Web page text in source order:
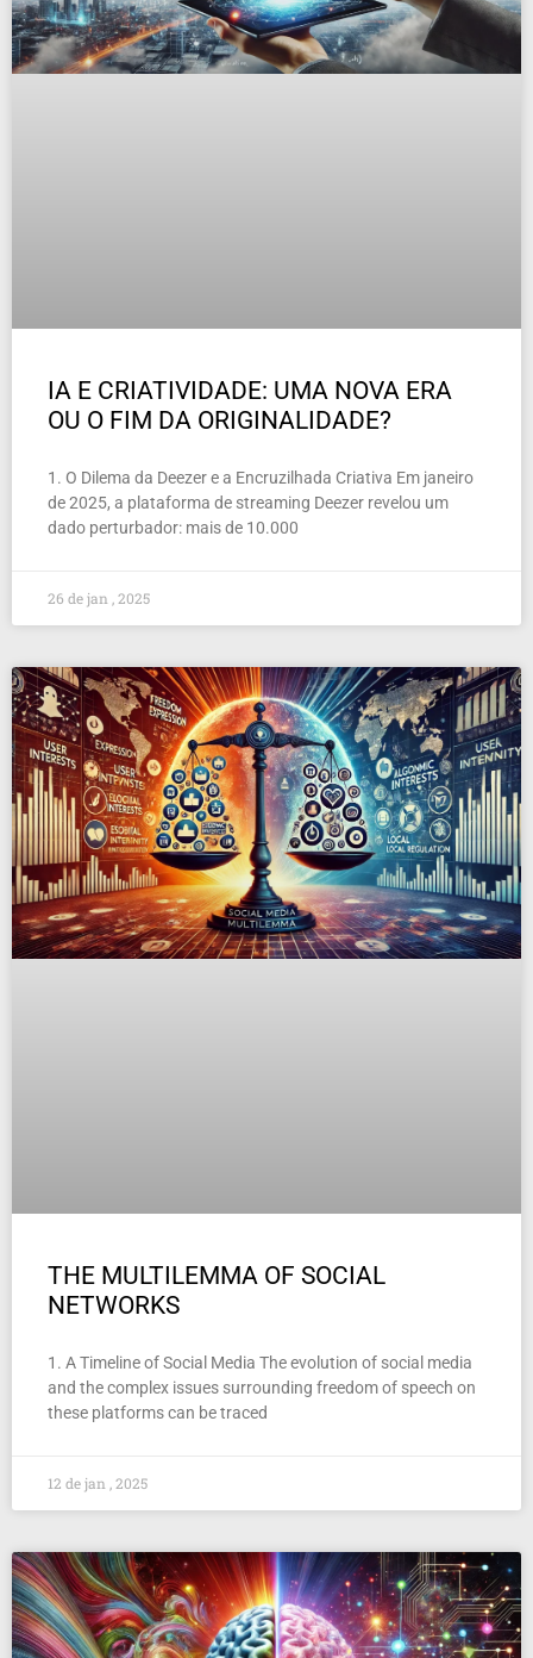
IA E CRIATIVIDADE: UMA NOVA ERA
OU O FIM DA ORIGINALIDADE?
1. O Dilema da Deezer e a Encruzilhada Criativa Em janeiro
de 2025, a plataforma de streaming Deezer revelou um
dado perturbador: mais de 10.000
26 de jan , 2025
THE MULTILEMMA OF SOCIAL
NETWORKS
1. A Timeline of Social Media The evolution of social media
and the complex issues surrounding freedom of speech on
these platforms can be traced
12 de jan , 2025